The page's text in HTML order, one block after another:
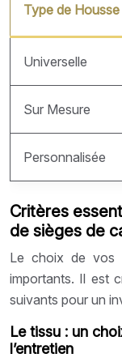
Type de Housse
Universelle
Sur Mesure
Personnalisée
Critères
de sièges de
Le choix de vos
importants. Il est
suivants pour un
Le tissu : un
l’entretien